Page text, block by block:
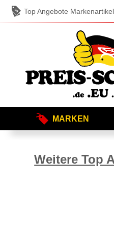
Top Angebote Markenartikel
MARKEN
Weitere Top